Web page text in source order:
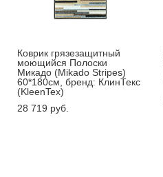
Коврик грязезащитный
моющийся Полоски
Микадо (Mikado Stripes)
60*180см, бренд: КлинТекс
(KleenTex)
28 719 pуб.